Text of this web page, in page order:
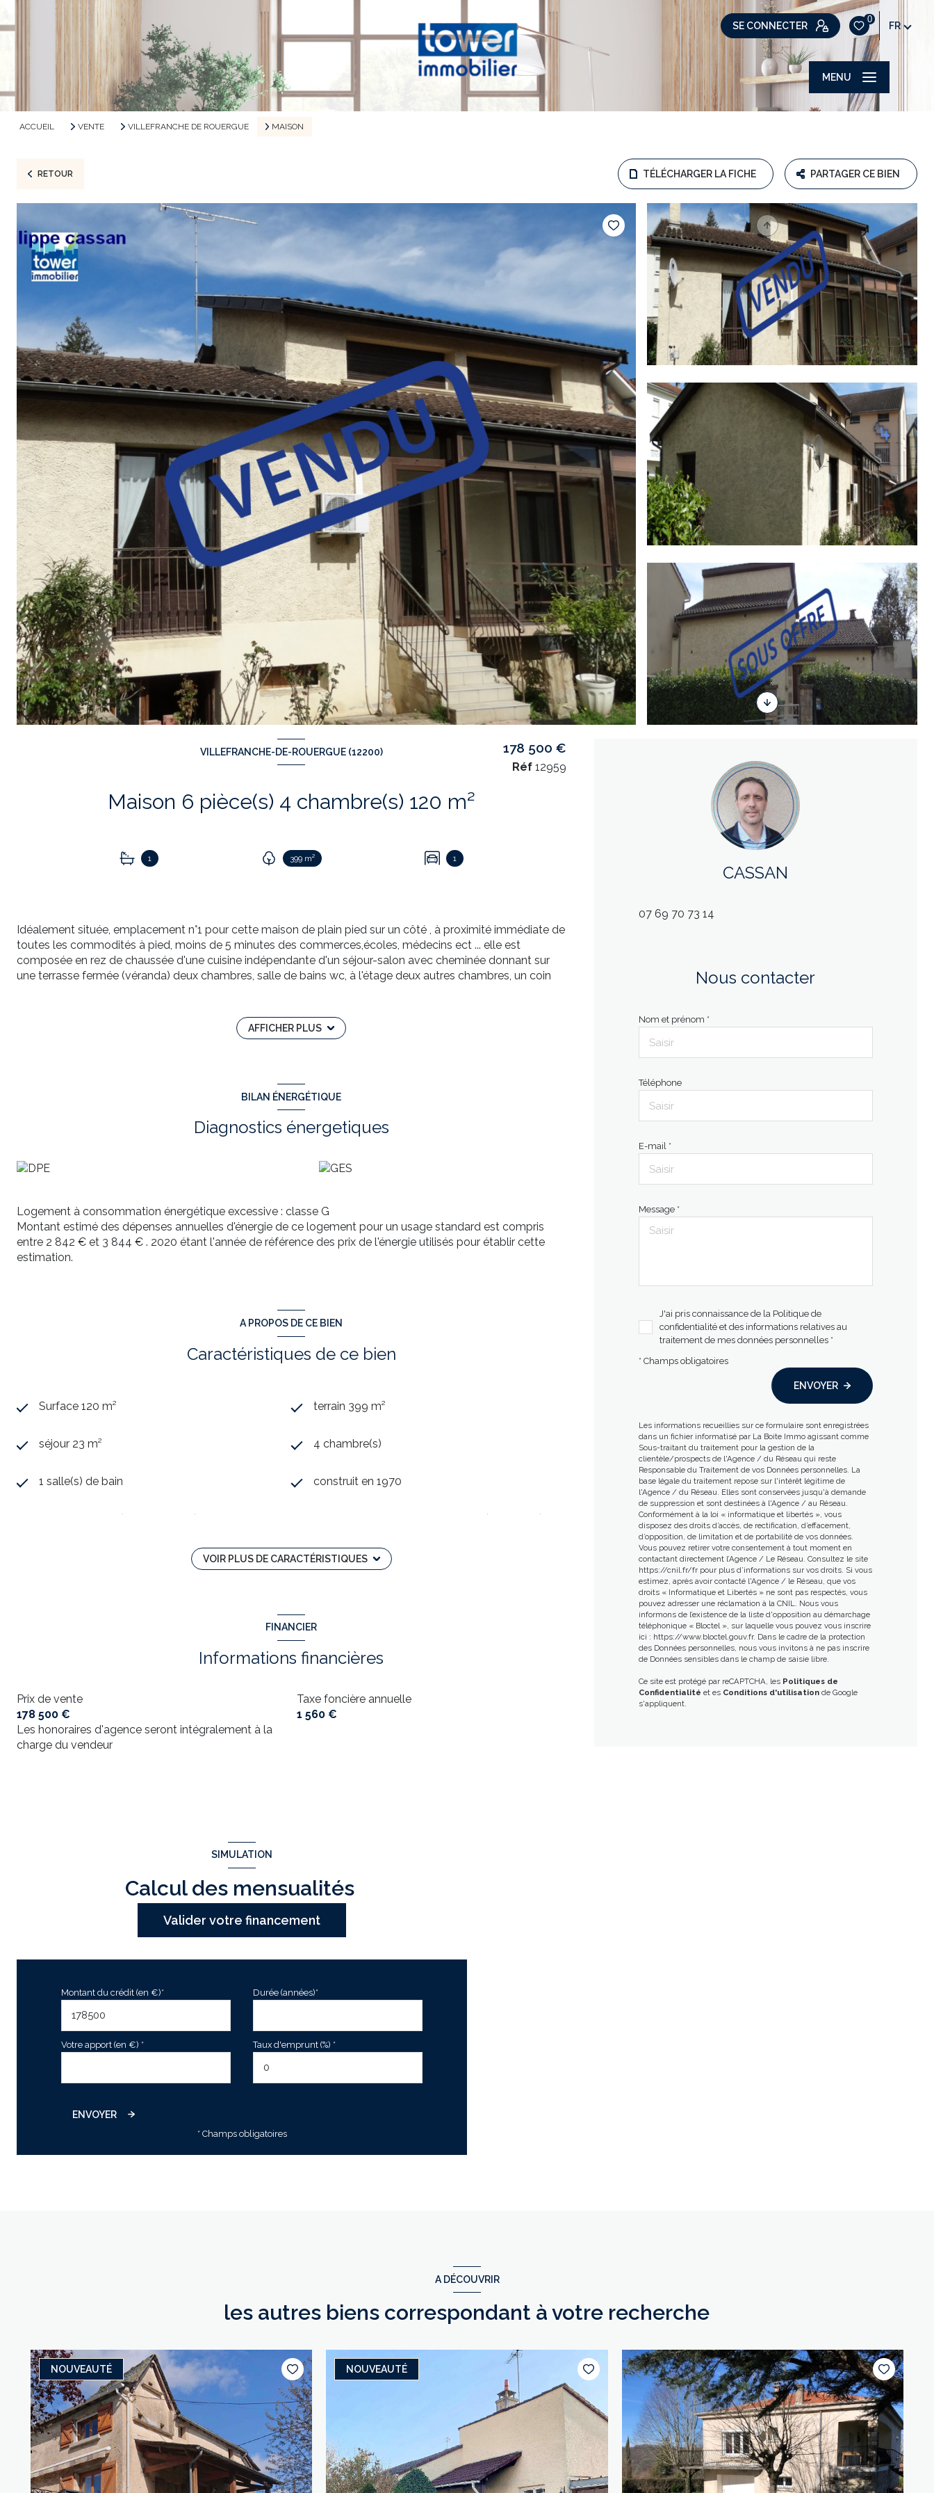
SE CONNECTER
0
FR
MENU
ACCUEIL VENTE VILLEFRANCHE DE ROUERGUE MAISON
RETOUR TÉLÉCHARGER LA FICHE PARTAGER CE BIEN
VILLEFRANCHE-DE-ROUERGUE (12200)
Maison 6 pièce(s) 4 chambre(s) 120 m²
1 399 m² 1
178 500 €
Réf 12959
Idéalement située, emplacement n°1 pour cette maison de plain pied sur un côté , à proximité immédiate de
toutes les commodités à pied, moins de 5 minutes des commerces,écoles, médecins ect ... elle est
composée en rez de chaussée d'une cuisine indépendante d'un séjour-salon avec cheminée donnant sur
une terrasse fermée (véranda) deux chambres, salle de bains wc, à l'étage deux autres chambres, un coin
rare sur le secteur. A voir absolument coup de coeur assuré
PHILIPPE CASSAN DE L AGENCE TOWER IMMOBILIER est disponible au 07 69 70 73 14 ou
Les informations sur les risques auxquels ce bien est exposé sont disponibles sur le site Géorisques:
AFFICHER PLUS
BILAN ÉNERGÉTIQUE
Diagnostics énergetiques
Logement à consommation énergétique excessive : classe G
Montant estimé des dépenses annuelles d'énergie de ce logement pour un usage standard est compris
entre 2 842 € et 3 844 € . 2020 étant l'année de référence des prix de l'énergie utilisés pour établir cette
estimation.
A PROPOS DE CE BIEN
Caractéristiques de ce bien
Surface 120 m² terrain 399 m²
séjour 23 m² 4 chambre(s)
1 salle(s) de bain construit en 1970
cuisine séparée (semi-équipée) Chauffage individuel : convecteur (electrique)
exposition Nord-Est
accès handicapé
VOIR PLUS DE CARACTÉRISTIQUES
FINANCIER
Informations financières
Prix de vente
178 500 €
Les honoraires d'agence seront intégralement à la
charge du vendeur
Taxe foncière annuelle
1 560 €
CASSAN
07 69 70 73 14
Nous contacter
Nom et prénom *
Téléphone
E-mail *
Message *
J'ai pris connaissance de la Politique de
confidentialité et des informations relatives au
traitement de mes données personnelles *
* Champs obligatoires
ENVOYER
Les informations recueillies sur ce formulaire sont enregistrées
dans un fichier informatisé par La Boite Immo agissant comme
Sous-traitant du traitement pour la gestion de la
clientèle/prospects de l'Agence / du Réseau qui reste
Responsable du Traitement de vos Données personnelles. La
base légale du traitement repose sur l'intérêt légitime de
l'Agence / du Réseau. Elles sont conservées jusqu'à demande
de suppression et sont destinées à l'Agence / au Réseau.
Conformément à la loi « informatique et libertés », vous
disposez des droits d’accès, de rectification, d’effacement,
d’opposition, de limitation et de portabilité de vos données.
Vous pouvez retirer votre consentement à tout moment en
contactant directement l’Agence / Le Réseau. Consultez le site
https://cnil.fr/frpour plus d’informations sur vos droits. Si vous
estimez, après avoir contacté l'Agence / le Réseau, que vos
droits « Informatique et Libertés » ne sont pas respectés, vous
pouvez adresser une réclamation à la CNIL. Nous vous
informons de l’existence de la liste d'opposition au démarchage
téléphonique « Bloctel », sur laquelle vous pouvez vous inscrire
ici : https://www.bloctel.gouv.fr. Dans le cadre de la protection
des Données personnelles, nous vous invitons à ne pas inscrire
de Données sensibles dans le champ de saisie libre.
Ce site est protégé par reCAPTCHA, les Politiques de
Confidentialité et es Conditions d'utilisationde Google
s'appliquent.
SIMULATION
Calcul des mensualités
Valider votre financement
Montant du crédit (en €)* Durée (années)*
Votre apport (en €) * Taux d'emprunt (%) *
ENVOYER
* Champs obligatoires
A DÉCOUVRIR
les autres biens correspondant à votre recherche
NOUVEAUTÉ NOUVEAUTÉ